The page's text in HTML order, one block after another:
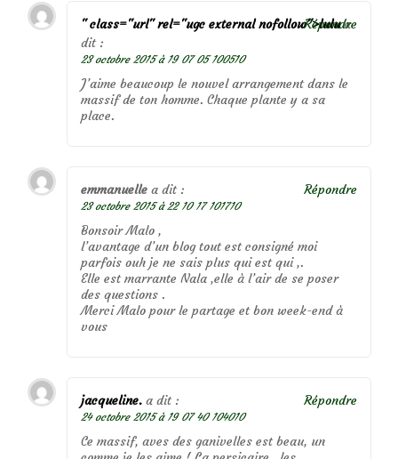
" class="url" rel="ugc external nofollow">lulu a
dit :
23 octobre 2015 à 19 07 05 100510
J’aime beaucoup le nouvel arrangement dans le
massif de ton homme. Chaque plante y a sa
place.
Répondre
emmanuelle a dit :
23 octobre 2015 à 22 10 17 101710
Bonsoir Malo ,
l’avantage d’un blog tout est consigné moi
parfois ouh je ne sais plus qui est qui ,.
Elle est marrante Nala ,elle à l’air de se poser
des questions .
Merci Malo pour le partage et bon week-end à
vous
Répondre
jacqueline. a dit :
24 octobre 2015 à 19 07 40 104010
Ce massif, aves des ganivelles est beau, un
Répondre